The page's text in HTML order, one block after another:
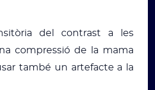
del contrast a les
compressió de la mama
també un artefacte a la